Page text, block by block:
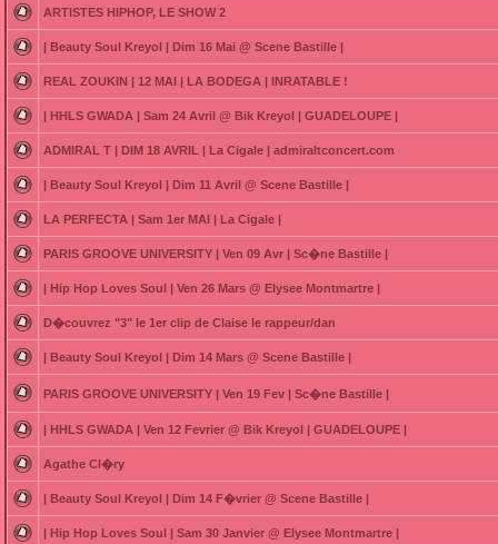
ARTISTES HIPHOP, LE SHOW 2
| Beauty Soul Kreyol | Dim 16 Mai @ Scene Bastille |
REAL ZOUKIN | 12 MAI | LA BODEGA | INRATABLE !
| HHLS GWADA | Sam 24 Avril @ Bik Kreyol | GUADELOUPE |
ADMIRAL T | DIM 18 AVRIL | La Cigale | admiraltconcert.com
| Beauty Soul Kreyol | Dim 11 Avril @ Scene Bastille |
LA PERFECTA | Sam 1er MAI | La Cigale |
PARIS GROOVE UNIVERSITY | Ven 09 Avr | Sc�ne Bastille |
| Hip Hop Loves Soul | Ven 26 Mars @ Elysee Montmartre |
D�couvrez "3" le 1er clip de Claise le rappeur/dan
| Beauty Soul Kreyol | Dim 14 Mars @ Scene Bastille |
PARIS GROOVE UNIVERSITY | Ven 19 Fev | Sc�ne Bastille |
| HHLS GWADA | Ven 12 Fevrier @ Bik Kreyol | GUADELOUPE |
Agathe Cl�ry
| Beauty Soul Kreyol | Dim 14 F�vrier @ Scene Bastille |
| Hip Hop Loves Soul | Sam 30 Janvier @ Elysee Montmartre |